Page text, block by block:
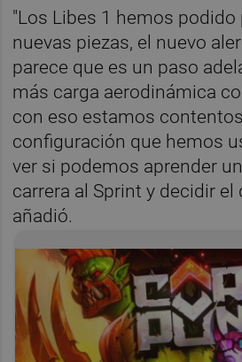
"Los Libes 1 hemos podido
nuevas piezas, el nuevo
parece que es un paso
más carga aerodinámica
con eso estamos
configuración que hemos
ver si podemos aprender
carrera al Sprint y decidir el
añadió.